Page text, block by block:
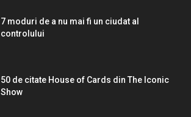
7 moduri de a nu mai fi un ciudat al
controlului
50 de citate House of Cards din The Iconic
Show